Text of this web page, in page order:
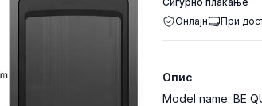
Онлајн
При
Опис
Model name: BE